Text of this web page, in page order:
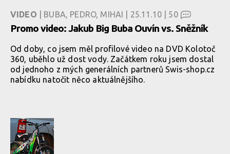
VIDEO | BUBA, PEDRO, MIHAI | 25.11.10 | 50
Promo video: Jakub Big Buba Ouvín vs. Sněžník
Od doby, co jsem měl profilové video na DVD Kolotoč
360, uběhlo už dost vody. Začátkem roku jsem dostal
od jednoho z mých generálních partnerů Swis-shop.cz
nabídku natočit něco aktuálnějšího.